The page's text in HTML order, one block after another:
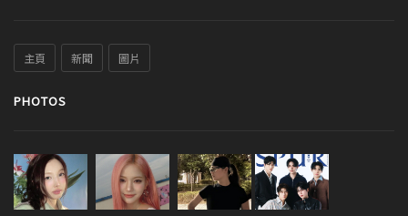
主頁 新聞 圖片
PHOTOS